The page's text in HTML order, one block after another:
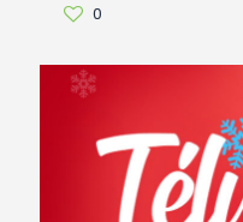
0